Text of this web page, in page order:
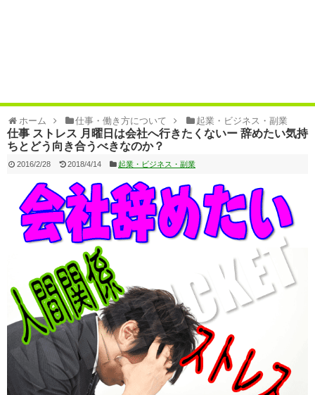
ホーム 仕事・働き方について 起業・ビジネス・副業
仕事 ストレス 月曜日は会社へ行きたくないー 辞めたい気持
ちとどう向き合うべきなのか？
2016/2/28 2018/4/14 起業・ビジネス・副業